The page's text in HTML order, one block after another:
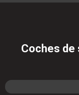
Coches de